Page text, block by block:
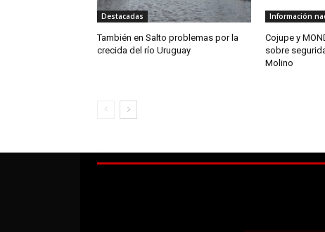
Destacadas
También en Salto problemas por la
crecida del río Uruguay
Información
Cojupe y
sobre
Molino